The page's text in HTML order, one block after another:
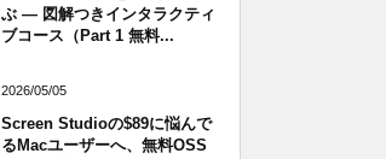
ぶ — 図解つきインタラクティ
ブコース（Part 1 無料...
2026/05/05
Screen Studioの$89に悩んで
るMacユーザーへ、無料OSS